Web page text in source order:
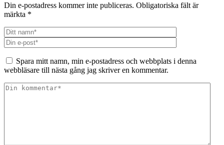
Din e-postadress kommer inte publiceras. Obligatoriska fält är
märkta *
Spara mitt namn, min e-postadress och webbplats i denna
webbläsare till nästa gång jag skriver en kommentar.